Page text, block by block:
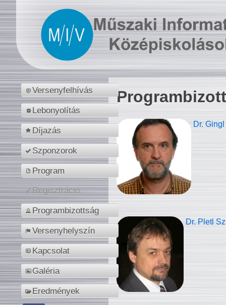
Versenyfelhívás
Lebonyolítás
Díjazás
Szponzorok
Program
Regisztráció
Programbizottság
Versenyhelyszín
Kapcsolat
Galéria
Eredmények
Dr.
Dr. Pletl